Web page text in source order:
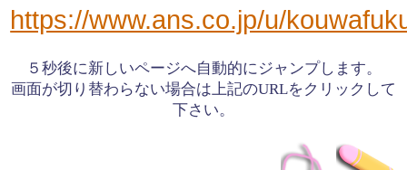
https://www.ans.co.jp/u/
５秒後に新しいページへ自動的にジャンプします。
画面が切り替わらない場合は上記のURLをクリックして
下さい。